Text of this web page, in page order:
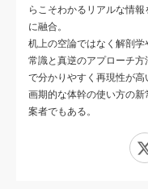
らこそわかるリアルな情
に融合。
机上の空論ではなく解剖
常識と真逆のアプローチ
で分かりやすく再現性が
画期的な体幹の使い方の
案者でもある。